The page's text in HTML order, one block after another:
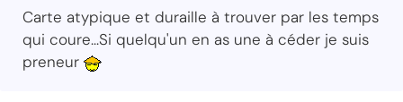
Carte atypique et duraille à trouver par les temps
qui coure...Si quelqu'un en as une à céder je suis
preneur